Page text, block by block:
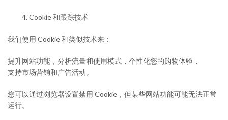
Cookie 和跟踪技术
我们使用 Cookie 和类似技术来：
提升网站功能 ，分析流量和使用模式 ，个性化您的购物体验，
支持市场营销和广告活动。
您可以通过浏览器设置禁用 Cookie，但某些网站功能可能无法正常
运行。